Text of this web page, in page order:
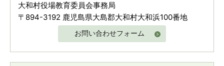
大和村役場教育委員会事務局
〒894-3192 鹿児島県大島郡大和村大和浜100番地
お問い合わせフォーム